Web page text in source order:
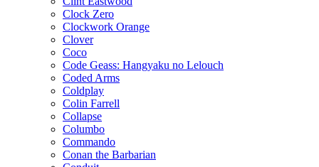
Clock Zero
Clockwork Orange
Clover
Coco
Code Geass: Hangyaku no Lelouch
Coded Arms
Coldplay
Colin Farrell
Collapse
Columbo
Commando
Conan the Barbarian